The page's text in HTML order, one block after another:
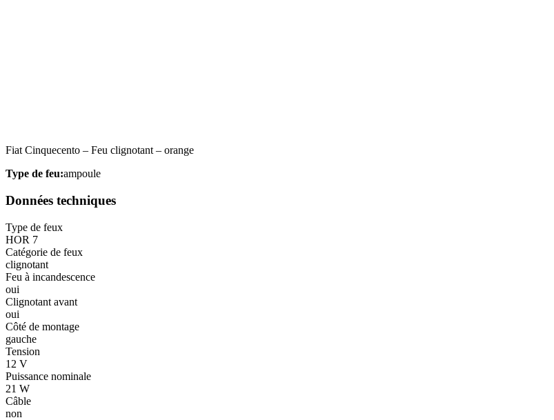
Fiat Cinquecento – Feu clignotant – orange
Type de feu:ampoule
Données techniques
Type de feux
HOR 7
Catégorie de feux
clignotant
Feu à incandescence
oui
Clignotant avant
oui
Côté de montage
gauche
Tension
12 V
Puissance nominale
21 W
Câble
non
Les cookies statistiques aident les propriétaires de sites web à comprendre comment les